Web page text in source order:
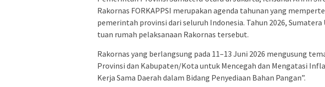
Rakornas FORKAPPSI merupakan agenda tahunan yang
pemerintah provinsi dari seluruh Indonesia. Tahun 2026, Sumatera
tuan rumah pelaksanaan Rakornas tersebut.
Rakornas yang berlangsung pada 11–13 Juni 2026 mengusung
Provinsi dan Kabupaten/Kota untuk Mencegah dan Mengatasi
Kerja Sama Daerah dalam Bidang Penyediaan Bahan Pangan”.